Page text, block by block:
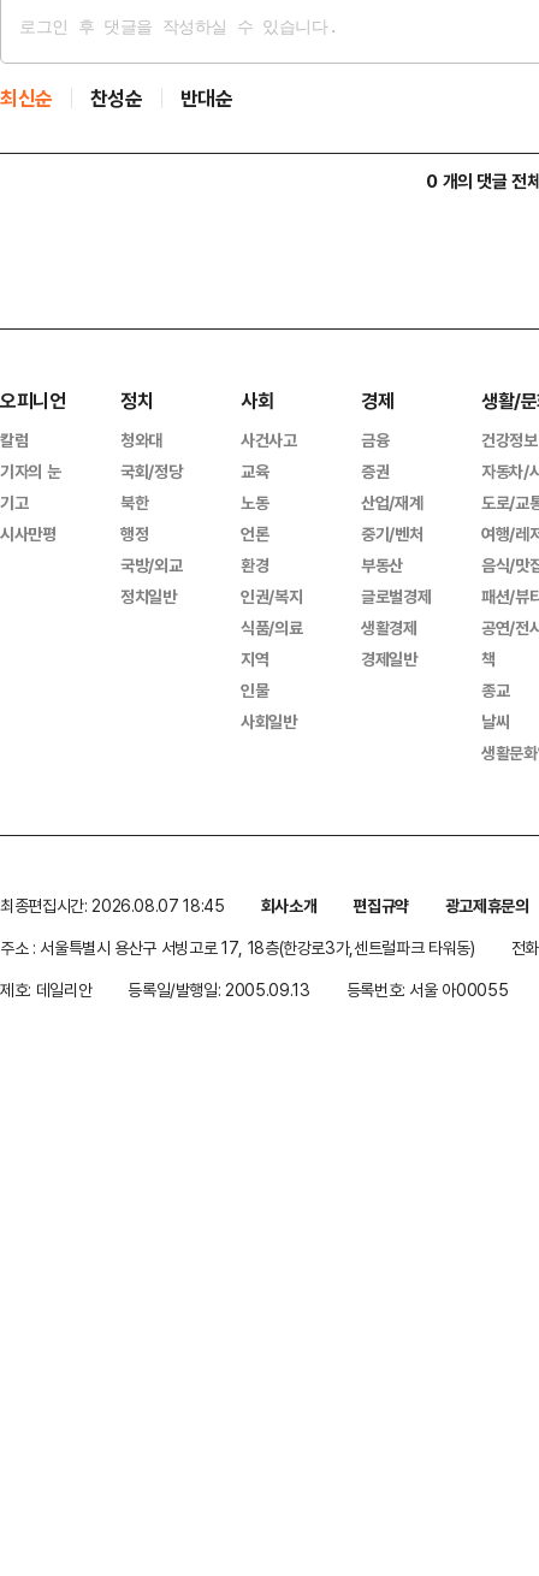
최신순 찬성순 반대순
0 개의 댓글 전
오피니언
칼럼
기자의 눈
기고
시사만평
정치
청와대
국회/정당
북한
행정
국방/외교
정치일반
사회
사건사고
교육
노동
언론
환경
인권/복지
식품/의료
지역
인물
사회일반
경제
금융
증권
산업/재계
중기/벤처
부동산
글로벌경제
생활경제
경제일반
생활/
건강정보
자동차/
도로/교
여행/레
음식/맛
패션/뷰
공연/전
책
종교
날씨
생활문
최종편집시간: 2026.08.07 18:45 회사소개 편집규약
광고제휴문의
주소 : 서울특별시 용산구 서빙고로 17, 18층(한강로3가,센트럴파크 타워동)
전
제호: 데일리안
등록일/발행일: 2005.09.13 등록번호: 서울 아00055